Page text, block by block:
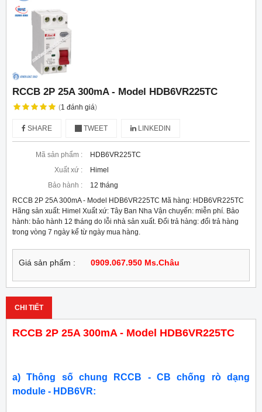
RCCB 2P 25A 300mA - Model HDB6VR225TC
(1 đánh giá)
SHARE TWEET LINKEDIN
Mã sản phẩm :
HDB6VR225TC
Xuất xứ :
Himel
Bảo hành :
12 tháng
RCCB 2P 25A 300mA - Model HDB6VR225TC Mã hàng: HDB6VR225TC
Hãng sản xuất: Himel Xuất xứ: Tây Ban Nha Vận chuyển: miễn phí. Bảo
hành: bảo hành 12 tháng do lỗi nhà sản xuất. Đổi trả hàng: đổi trả hàng
trong vòng 7 ngày kể từ ngày mua hàng.
Giá sản phẩm : 0909.067.950 Ms.Châu
CHI TIẾT
RCCB 2P 25A 300mA - Model HDB6VR225TC
a) Thông số chung RCCB - CB chống rò dạng
module - HDB6VR: